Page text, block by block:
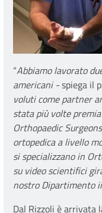
“Abbiamo lavorato
americani -spiega il
voluti come partner
stata più volte
Orthopaedic
ortopedica a livello
si specializzano in
su video scientifici
nostro Dipartimento
Dal Rizzoli è arrivata